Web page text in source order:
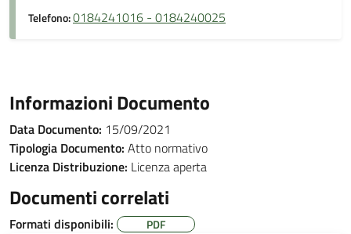
Telefono:0184241016 - 0184240025
Informazioni Documento
Data Documento: 15/09/2021
Tipologia Documento: Atto normativo
Licenza Distribuzione: Licenza aperta
Documenti correlati
Formati disponibili: PDF